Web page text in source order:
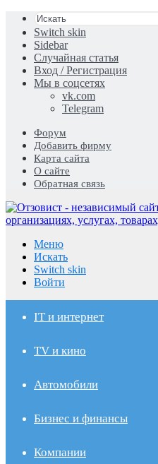
Switch skin
Sidebar
Случайная статья
Вход / Регистрация
Мы в соцсетях
vk.com
Telegram
Форум
Добавить фирму
Карта сайта
О сайте
Обратная связь
Меню
Искать
Switch skin
Войти
IT и интернет
TV и кино
Автомобили
Бизнес и финансы
Компании